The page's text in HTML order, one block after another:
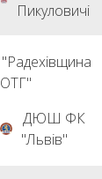
Пикуловичі
"Радехівщина
ОТГ"
ДЮШ ФК
"Львів"